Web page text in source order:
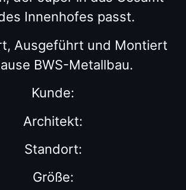
Innenhofes passt.
Ausgeführt und Montiert
BWS-Metallbau.
Kunde:
Architekt:
Standort:
Größe: